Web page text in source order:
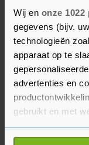
Wij en onze 1022
gegevens (bijv.
technologieën
apparaat op te
advertenties en
gebruikt en met
Als u het